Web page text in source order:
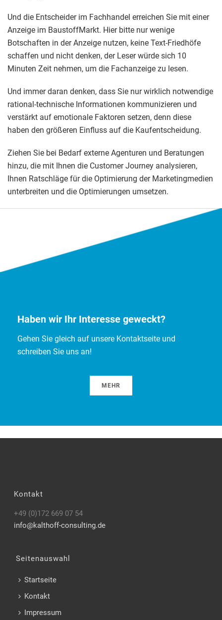
Und die Entscheider im Fachhandel erreichen Sie mit einer
Anzeige im BaustoffMarkt. Hier bitte nur wenige
Botschaften in der Anzeige nutzen, keine Text-Friedhöfe
schaffen und nicht denken, der Leser würde sich 10
Minuten Zeit nehmen, um die Fachanzeige zu lesen.
Und immer daran denken, dass Sie nur wirklich notwendige
rational-technische Informationen kommunizieren und
verstärkt auf emotionale Faktoren setzen, denn diese
haben den größeren Einfluss auf die Kaufentscheidung.
Ziehen Sie bei Bedarf externe Agenturen und Beratungen
hinzu, die mit Ihnen die Customer Journey analysieren,
Ihnen Ratschläge für die Optimierung der Marketingmedien
unterbreiten und die Optimierungen umsetzen.
Haben wir Ihr Interesse geweckt?
Gehen Sie gleich auf unsere Kontaktseite und
schreiben Sie uns an!
MEHR
Kontakt
+49 (0)172 669 07 54
info@kalthoff-consulting.de
Seitenauswahl
Startseite
Kontakt
Impressum